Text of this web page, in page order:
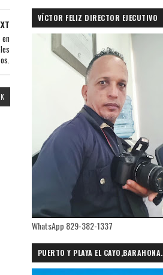
en
VÍCTOR FELIZ DIRECTOR EJECUTIVO
PRIMICIASDELSUR.COM
WhatsApp 829-382-1337
PUERTO Y PLAYA EL CAYO,BARAHONA.